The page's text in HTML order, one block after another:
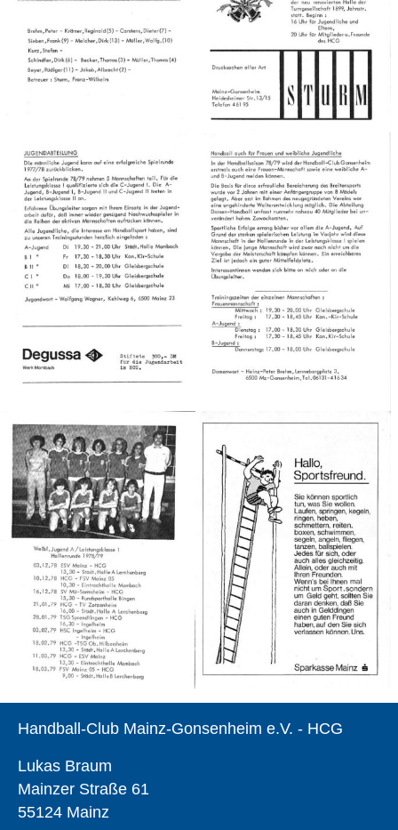
Handball-Club Mainz-Gonsenheim e.V. - HCG
Lukas Braum
Mainzer Straße 61
55124 Mainz